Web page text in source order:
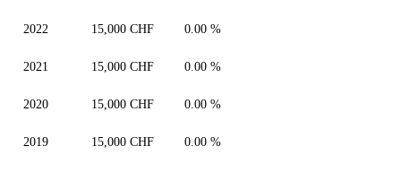
2022 15,000 CHF 0.00 %
2021 15,000 CHF 0.00 %
2020 15,000 CHF 0.00 %
2019 15,000 CHF 0.00 %